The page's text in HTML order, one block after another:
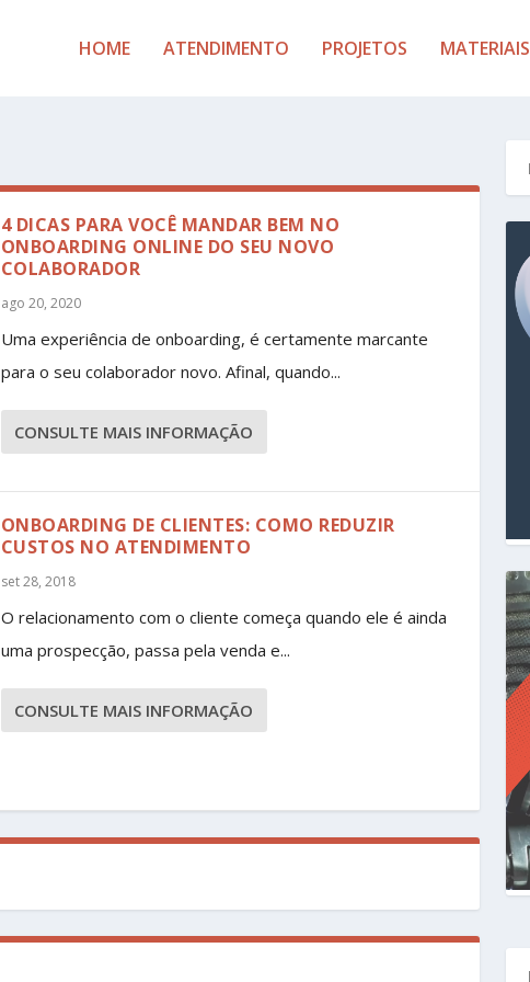
HOME ATENDIMENTO PROJETOS MATERIAIS
4 DICAS PARA VOCÊ MANDAR BEM NO
ONBOARDING ONLINE DO SEU NOVO
COLABORADOR
ago 20, 2020
Uma experiência de onboarding, é certamente marcante
para o seu colaborador novo. Afinal, quando...
CONSULTE MAIS INFORMAÇÃO
ONBOARDING DE CLIENTES: COMO REDUZIR
CUSTOS NO ATENDIMENTO
set 28, 2018
O relacionamento com o cliente começa quando ele é ainda
uma prospecção, passa pela venda e...
CONSULTE MAIS INFORMAÇÃO